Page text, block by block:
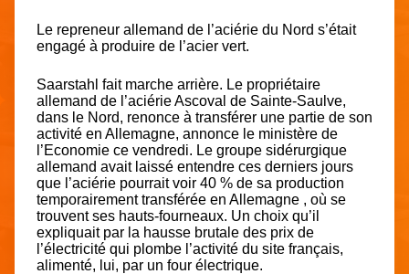
Le repreneur allemand de l’aciérie du Nord s’était
engagé à produire de l’acier vert.
Saarstahl fait marche arrière. Le propriétaire
allemand de l’aciérie Ascoval de Sainte-Saulve,
dans le Nord, renonce à transférer une partie de son
activité en Allemagne, annonce le ministère de
l’Economie ce vendredi. Le groupe sidérurgique
allemand avait laissé entendre ces derniers jours
que l’aciérie pourrait voir 40 % de sa production
temporairement transférée en Allemagne , où se
trouvent ses hauts-fourneaux. Un choix qu’il
expliquait par la hausse brutale des prix de
l’électricité qui plombe l’activité du site français,
alimenté, lui, par un four électrique.